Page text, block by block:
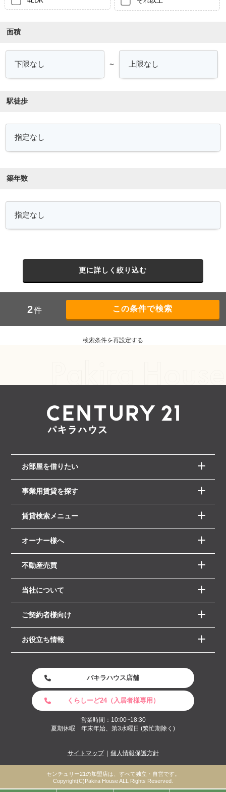
面積
～
駅徒歩
築年数
更に詳しく絞り込む
2件
検索条件を再設定する
お部屋を借りたい
事業用賃貸を探す
賃貸検索メニュー
オーナー様へ
不動産売買
当社について
ご契約者様向け
お役立ち情報
パキラハウス店舗
くらしーど24（入居者様専用）
営業時間：10:00~18:30
夏期休暇 年末年始、第3水曜日 (繁忙期除く)
サイトマップ 個人情報保護方針
センチュリー21の加盟店は、すべて独立・自営です。
Copyright(C)Pakira House ALL Rights Reserved.